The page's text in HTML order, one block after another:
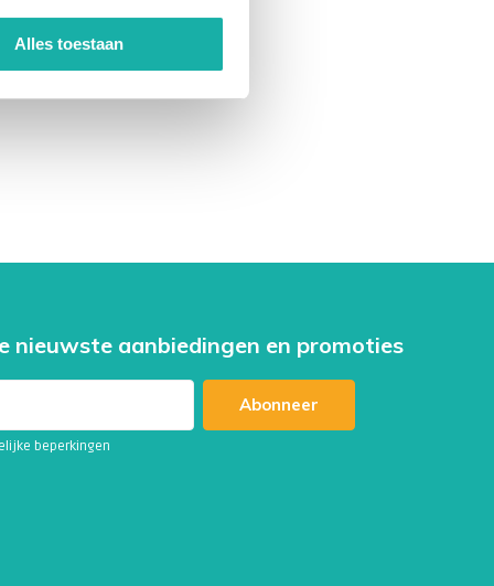
Alles toestaan
nieuwste aanbiedingen en promoties
Abonneer
beperkingen